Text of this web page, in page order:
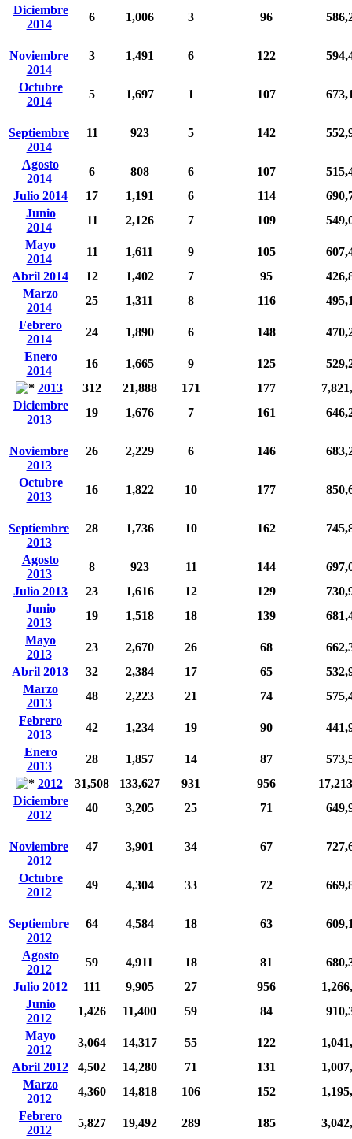
Diciembre
2014
6 1,006 3 96
Noviembre
2014
3 1,491 6 122
Octubre
2014
5 1,697 1 107
Septiembre
2014
11 923 5 142
Agosto
2014
6 808 6 107
Julio 2014
17 1,191 6 114
Junio
2014
11 2,126 7 109
Mayo
2014
11 1,611 9 105
Abril 2014
12 1,402 7 95
Marzo
2014
25 1,311 8 116
Febrero
2014
24 1,890 6 148
Enero
2014
16 1,665 9 125
2013
312 21,888 171 177
Diciembre
2013
19 1,676 7 161
Noviembre
2013
26 2,229 6 146
Octubre
2013
16 1,822 10 177
Septiembre
2013
28 1,736 10 162
Agosto
2013
8 923 11 144
Julio 2013
23 1,616 12 129
Junio
2013
19 1,518 18 139
Mayo
2013
23 2,670 26 68
Abril 2013
32 2,384 17 65
Marzo
2013
48 2,223 21 74
Febrero
2013
42 1,234 19 90
Enero
2013
28 1,857 14 87
2012
31,508 133,627 931 956
Diciembre
2012
40 3,205 25 71
Noviembre
2012
47 3,901 34 67
Octubre
2012
49 4,304 33 72
Septiembre
2012
64 4,584 18 63
Agosto
2012
59 4,911 18 81
Julio 2012
111 9,905 27 956
Junio
2012
1,426 11,400 59 84
Mayo
2012
3,064 14,317 55 122
Abril 2012
4,502 14,280 71 131
Marzo
2012
4,360 14,818 106 152
Febrero
2012
5,827 19,492 289 185